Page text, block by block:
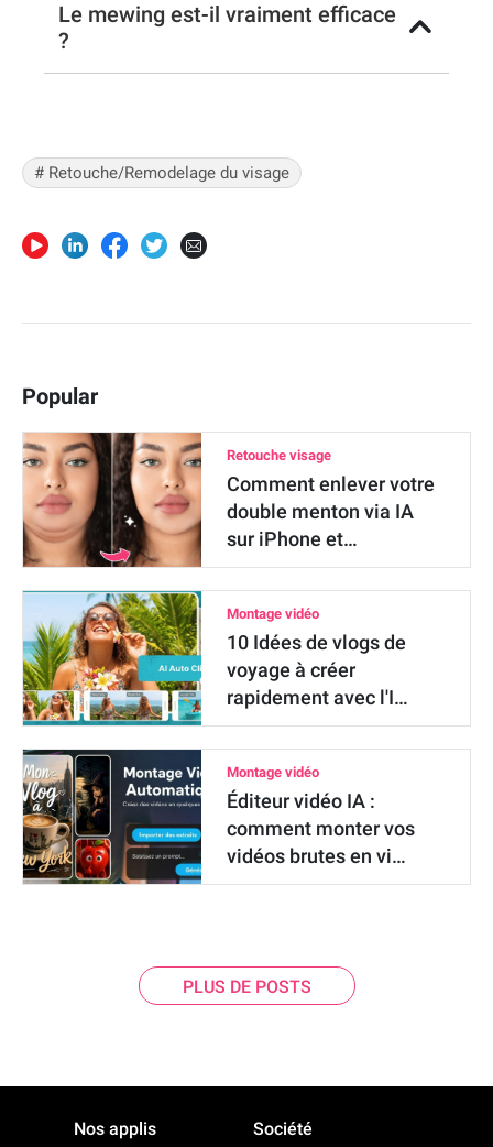
Le mewing est-il vraiment efficace
?
# Retouche/Remodelage du visage
Popular
Retouche visage
Comment enlever votre
double menton via IA
sur iPhone et…
Montage vidéo
10 Idées de vlogs de
voyage à créer
rapidement avec l'I…
Montage vidéo
Éditeur vidéo IA :
comment monter vos
vidéos brutes en vi…
PLUS DE POSTS
Nos applis Société